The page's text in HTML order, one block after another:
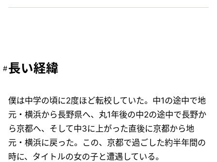
長い経緯
僕は中学の頃に2度ほど転校していた。中1の途中で地
元・横浜から長野県へ、丸1年後の中2の途中で長野か
ら京都へ、そして中3に上がった直後に京都から地
元・横浜に戻った。この、京都で過ごした約半年間の
時に、タイトルの女の子と遭遇している。